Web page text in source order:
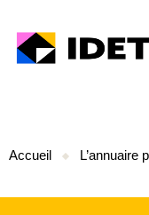
Accueil L’annuaire